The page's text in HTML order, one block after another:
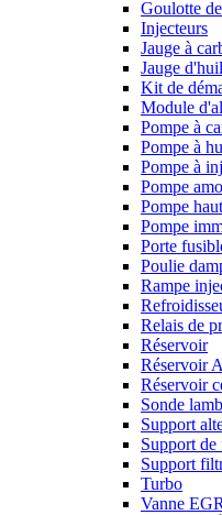
Goulotte
Injecteurs
Jauge à
Jauge
Kit de
Module
Pompe à
Pompe à
Pompe à
Pompe
Pompe
Pompe
Porte
Poulie
Rampe
Relais de
Réservoir
Réservoir
Réservoir
Sonde
Support
Support
Support
Turbo
Vanne EGR